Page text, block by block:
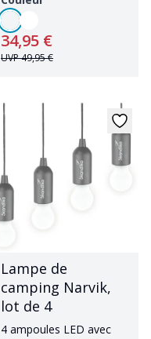
34,95 €
UVP49,95 €
Lampe de
camping Narvik,
lot de 4
4 ampoules LED avec